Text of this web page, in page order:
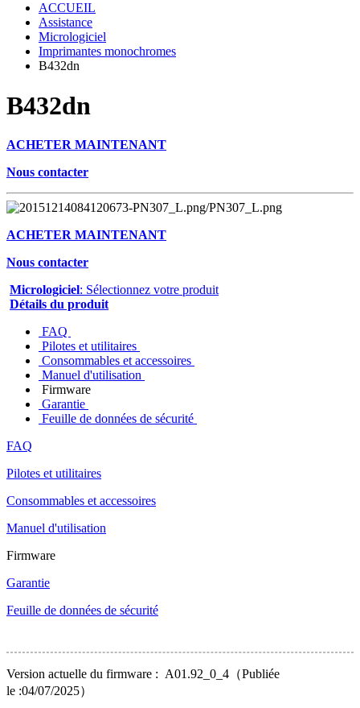
ACCUEIL
Assistance
Micrologiciel
Imprimantes monochromes
B432dn
B432dn
ACHETER MAINTENANT
Nous contacter
ACHETER MAINTENANT
Nous contacter
Micrologiciel: Sélectionnez votre produit
Détails du produit
FAQ
Pilotes et utilitaires
Consommables et accessoires
Manuel d'utilisation
Firmware
Garantie
Feuille de données de sécurité
FAQ
Pilotes et utilitaires
Consommables et accessoires
Manuel d'utilisation
Firmware
Garantie
Feuille de données de sécurité
Version actuelle du firmware : A01.92_0_4（Publiée
le :04/07/2025）